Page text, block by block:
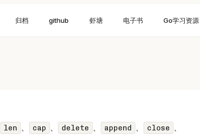
归档 github 虾塘 电子书 Go学习资源
len 、 cap 、 delete 、 append 、 close 、